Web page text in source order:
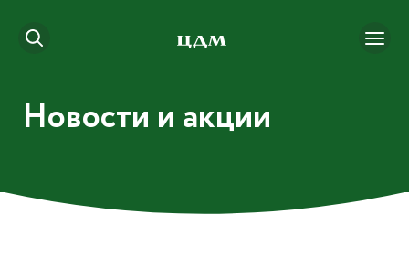
Новости и акции